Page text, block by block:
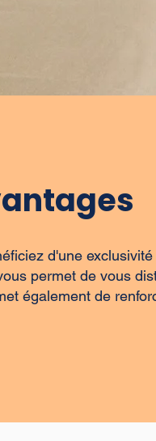
d'une
permet de vous
également de